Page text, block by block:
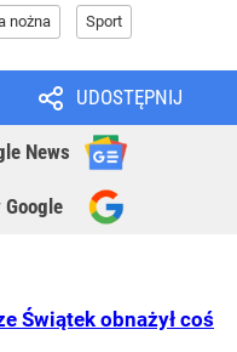
nożna Sport
UDOSTĘPNIJ
News
Google
Świątek obnażył coś